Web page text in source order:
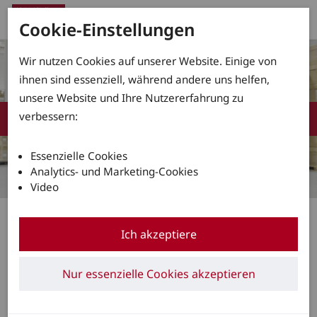
Linde Material Handling bringt
Cookie-Einstellungen
Wir nutzen Cookies auf unserer Website. Einige von
ihnen sind essenziell, während andere uns helfen,
unsere Website und Ihre Nutzererfahrung zu
verbessern:
Essenzielle Cookies
Analytics- und Marketing-Cookies
Video
Ich akzeptiere
Nur essenzielle Cookies akzeptieren